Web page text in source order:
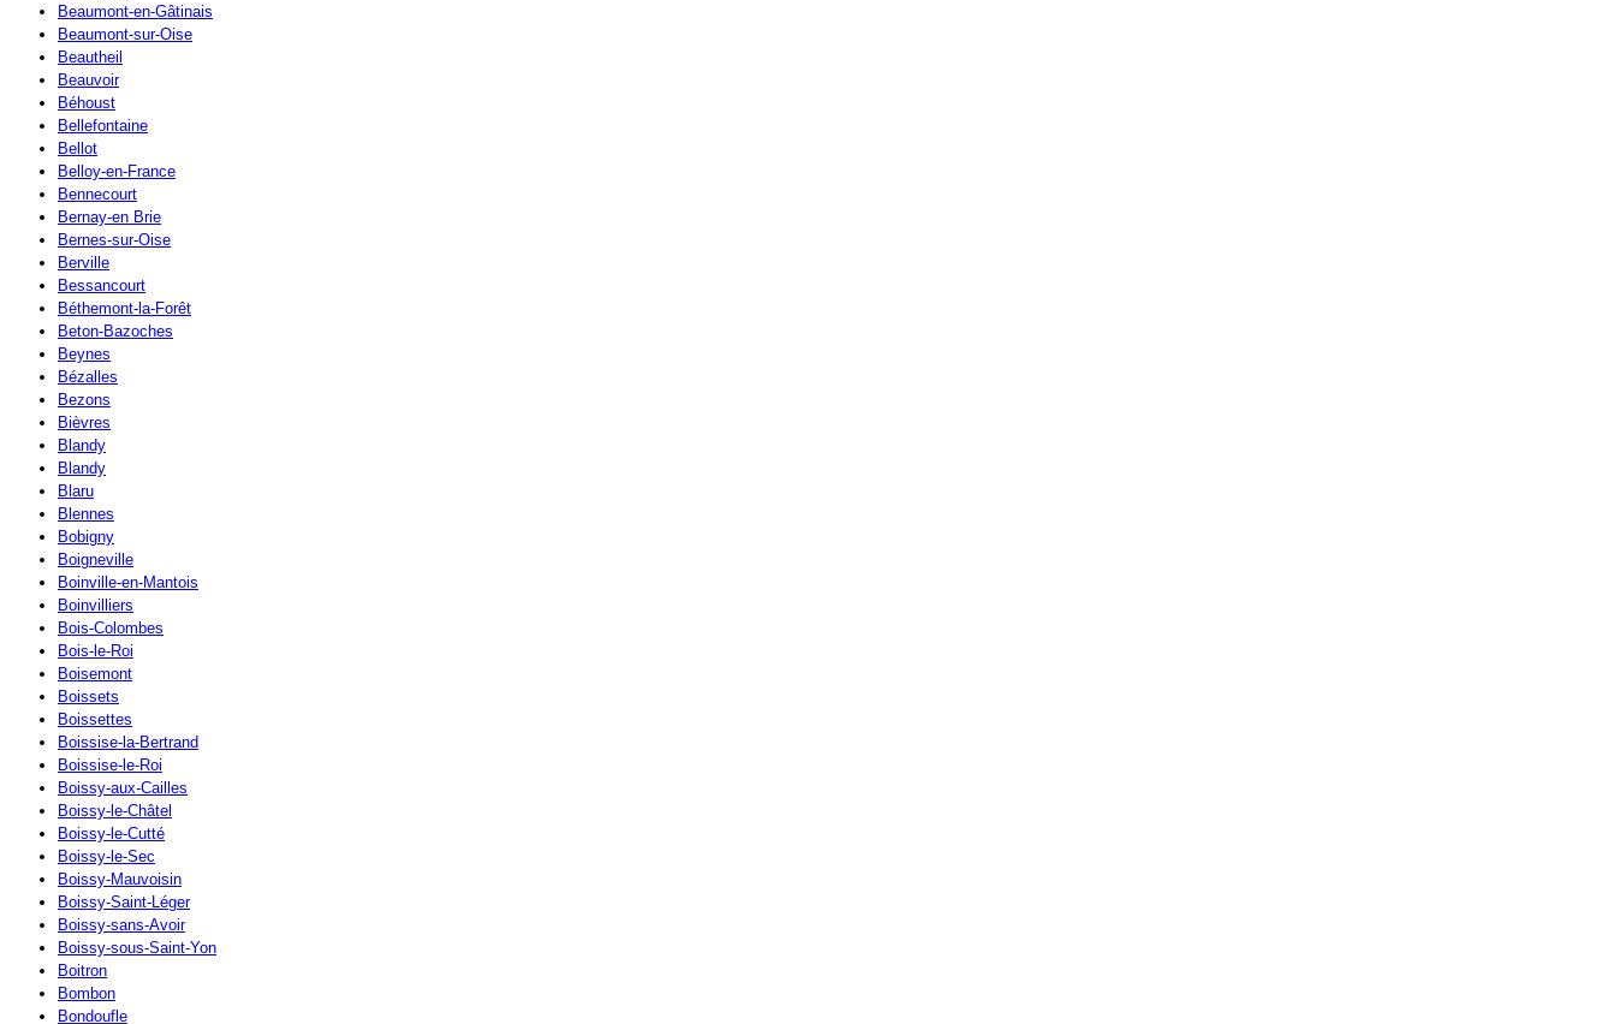
Beaumont-en-Gâtinais
Beaumont-sur-Oise
Beautheil
Beauvoir
Béhoust
Bellefontaine
Bellot
Belloy-en-France
Bennecourt
Bernay-en Brie
Bernes-sur-Oise
Berville
Bessancourt
Béthemont-la-Forêt
Beton-Bazoches
Beynes
Bézalles
Bezons
Bièvres
Blandy
Blandy
Blaru
Blennes
Bobigny
Boigneville
Boinville-en-Mantois
Boinvilliers
Bois-Colombes
Bois-le-Roi
Boisemont
Boissets
Boissettes
Boissise-la-Bertrand
Boissise-le-Roi
Boissy-aux-Cailles
Boissy-le-Châtel
Boissy-le-Cutté
Boissy-le-Sec
Boissy-Mauvoisin
Boissy-Saint-Léger
Boissy-sans-Avoir
Boissy-sous-Saint-Yon
Boitron
Bombon
Bondoufle